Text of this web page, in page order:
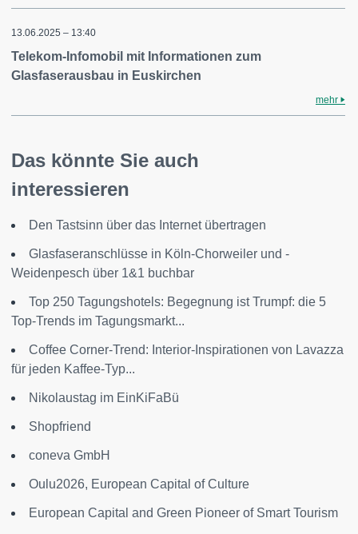
13.06.2025 – 13:40
Telekom-Infomobil mit Informationen zum
Glasfaserausbau in Euskirchen
mehr
Das könnte Sie auch
interessieren
Den Tastsinn über das Internet übertragen
Glasfaseranschlüsse in Köln-Chorweiler und -
Weidenpesch über 1&1 buchbar
Top 250 Tagungshotels: Begegnung ist Trumpf: die 5
Top-Trends im Tagungsmarkt...
Coffee Corner-Trend: Interior-Inspirationen von Lavazza
für jeden Kaffee-Typ...
Nikolaustag im EinKiFaBü
Shopfriend
coneva GmbH
Oulu2026, European Capital of Culture
European Capital and Green Pioneer of Smart Tourism